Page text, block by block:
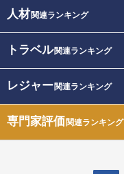
人材関連ランキング
トラベル関連ランキング
レジャー関連ランキング
専門家評価関連ランキング